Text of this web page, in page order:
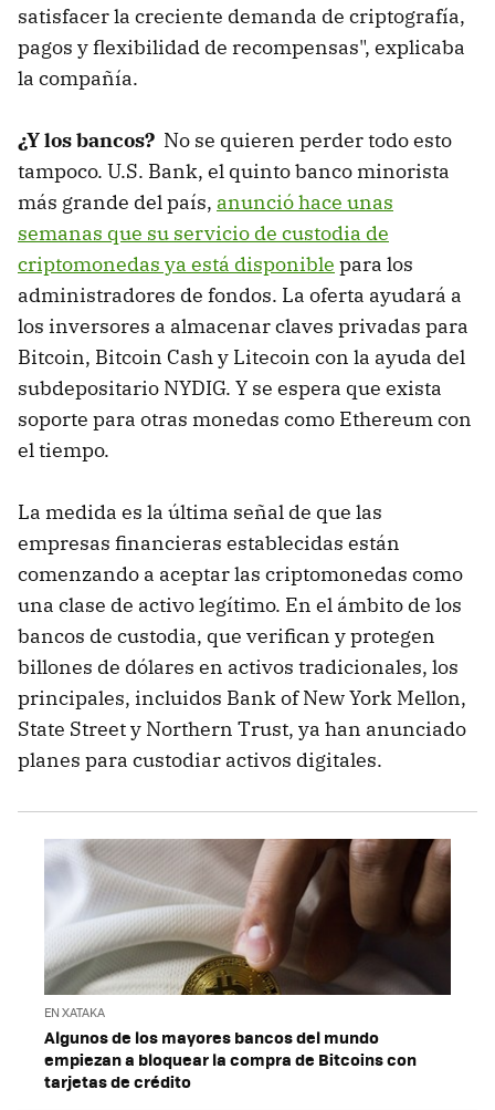
satisfacer la creciente demanda de criptografía,
pagos y flexibilidad de recompensas", explicaba
la compañía.
¿Y los bancos? No se quieren perder todo esto
tampoco. U.S. Bank, el quinto banco minorista
más grande del país, anunció hace unas
semanas que su servicio de custodia de
criptomonedas ya está disponible para los
administradores de fondos. La oferta ayudará a
los inversores a almacenar claves privadas para
Bitcoin, Bitcoin Cash y Litecoin con la ayuda del
subdepositario NYDIG. Y se espera que exista
soporte para otras monedas como Ethereum con
el tiempo.
La medida es la última señal de que las
empresas financieras establecidas están
comenzando a aceptar las criptomonedas como
una clase de activo legítimo. En el ámbito de los
bancos de custodia, que verifican y protegen
billones de dólares en activos tradicionales, los
principales, incluidos Bank of New York Mellon,
State Street y Northern Trust, ya han anunciado
planes para custodiar activos digitales.
EN XATAKA
Algunos de los mayores bancos del mundo
empiezan a bloquear la compra de Bitcoins con
tarjetas de crédito